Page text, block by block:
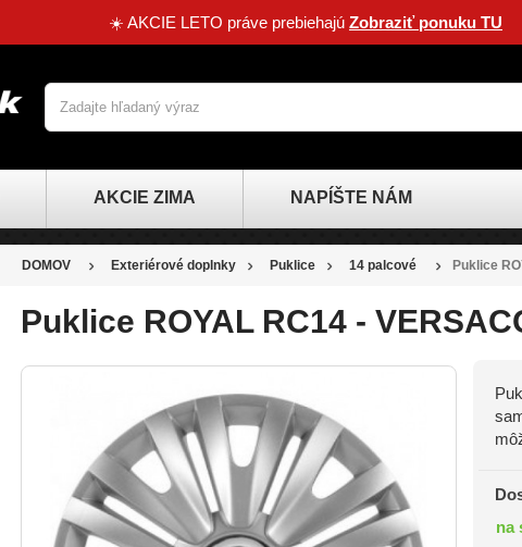
☀️ AKCIE LETO práve prebiehajú Zobraziť ponuku TU
AKCIE ZIMA NAPÍŠTE NÁM
DOMOV Exteriérové doplnky Puklice 14 palcové Puklice
Puklice ROYAL RC14 -
na